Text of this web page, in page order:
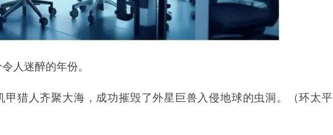
人迷醉的年份。
甲猎人齐聚大海，成功摧毁了外星巨兽入侵地球的虫洞。（环太平